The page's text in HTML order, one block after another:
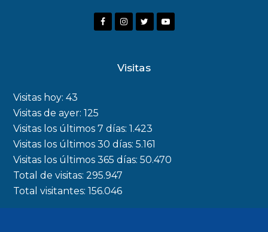
F
o
k
I
a
m
r
Y
Visitas
Visitas hoy:43
Visitas de ayer:125
Visitas los últimos 7 días:1.423
Visitas los últimos 30 días:5.161
Visitas los últimos 365 días:50.470
Total de visitas:295.947
Total visitantes:156.046